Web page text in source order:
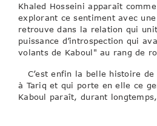
Khaled Hosseini apparaît
explorant ce sentiment avec
retrouve dans la relation qui
puissance d’introspection qui
volants de Kaboul" au rang de
C’est enfin la belle histoire de
à Tariq et qui porte en elle ce
Kaboul paraît, durant